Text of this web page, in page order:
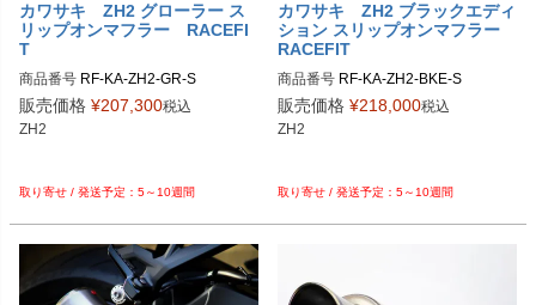
カワサキ ZH2 グローラー ス
リップオンマフラー RACEFI
T
商品番号 RF-KA-ZH2-GR-S
販売価格 ¥207,300税込
ZH2
5～10週間
カワサキ ZH2 ブラックエディ
ション スリップオンマフラー
RACEFIT
商品番号 RF-KA-ZH2-BKE-S
販売価格 ¥218,000税込
ZH2
5～10週間